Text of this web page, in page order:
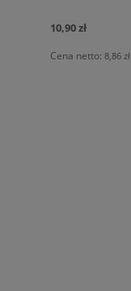
10,90 zł
Cena netto: 8,86 zł